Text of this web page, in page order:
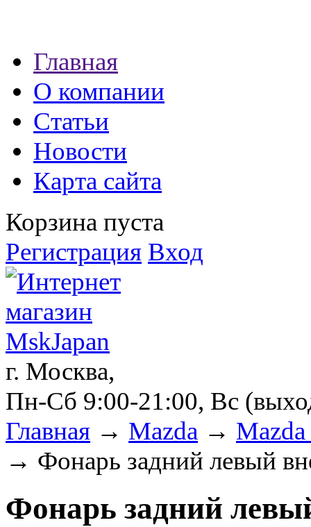
экспресс займы
Главная
О компании
Статьи
Новости
Карта сайта
Корзина пуста
Регистрация Вход
г. Москва,
Пн-Сб 9:00-21:00, Вс
Главная → Mazda →
→ Фонарь задний левый
Фонарь задний